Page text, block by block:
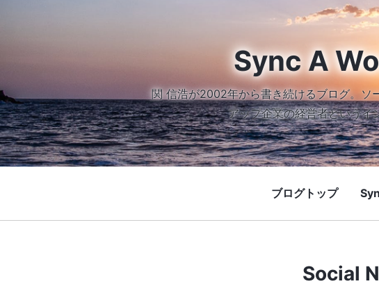
Sync A
関 信浩が2002年から書き続けるブログ。ソ
アップ企業の経営者というイ
ブログトップ
Social